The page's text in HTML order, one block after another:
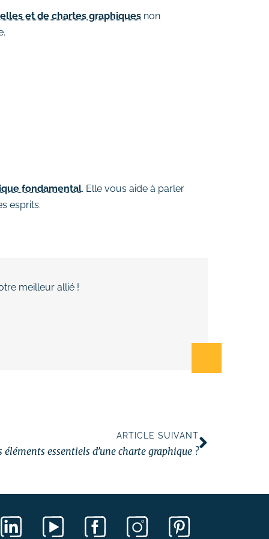
et de chartes graphiques non
fondamental. Elle vous aide à parler
esprits.
meilleur allié !
ARTICLE SUIVANT
éléments essentiels d’une charte graphique ?